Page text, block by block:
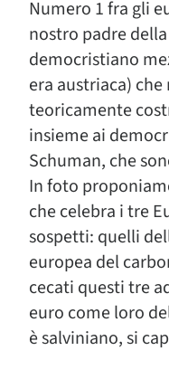
Numero 1 fra gli
nostro padre
democristiano
era austriaca)
teoricamente
insieme ai
Schuman, che
In foto
che celebra i tre
sospetti: quelli
europea del
cecati questi tre
euro come loro
è salviniano, si